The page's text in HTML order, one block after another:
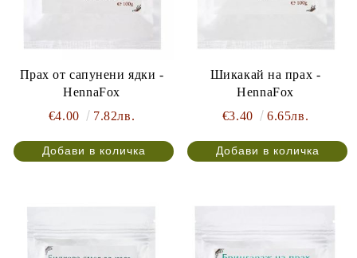
Прах от сапунени ядки -
HennaFox
€4.00
7.82лв.
Шикакай на прах -
HennaFox
€3.40
6.65лв.